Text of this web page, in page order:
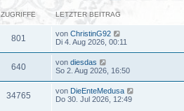
ZUGRIFFE LETZTER BEITRAG
801 von ChristinG92
Di 4. Aug 2026, 00:11
640 von diesdas
So 2. Aug 2026, 16:50
34765 von DieEnteMedusa
Do 30. Jul 2026, 12:49